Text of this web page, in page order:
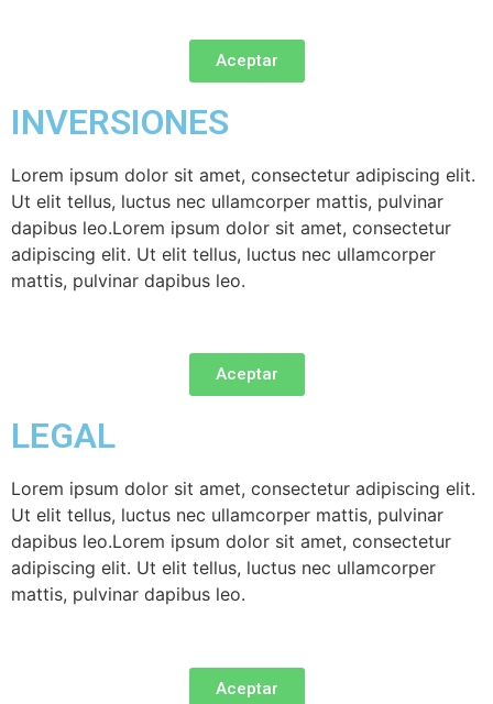
Aceptar
INVERSIONES
Lorem ipsum dolor sit amet, consectetur adipiscing elit.
Ut elit tellus, luctus nec ullamcorper mattis, pulvinar
dapibus leo.Lorem ipsum dolor sit amet, consectetur
adipiscing elit. Ut elit tellus, luctus nec ullamcorper
mattis, pulvinar dapibus leo.
Aceptar
LEGAL
Lorem ipsum dolor sit amet, consectetur adipiscing elit.
Ut elit tellus, luctus nec ullamcorper mattis, pulvinar
dapibus leo.Lorem ipsum dolor sit amet, consectetur
adipiscing elit. Ut elit tellus, luctus nec ullamcorper
mattis, pulvinar dapibus leo.
Aceptar